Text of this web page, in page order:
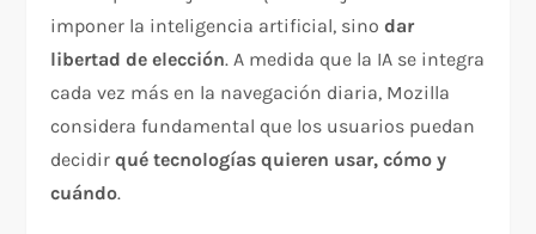
imponer la inteligencia artificial, sinodar
libertad de elección. A medida que la IA se integra
cada vez más en la navegación diaria, Mozilla
considera fundamental que los usuarios puedan
decidirqué tecnologías quieren usar, cómo y
cuándo.